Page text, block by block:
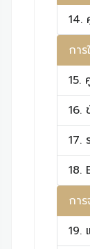
14.
กา
15.
16.
17.
18.
กา
19.